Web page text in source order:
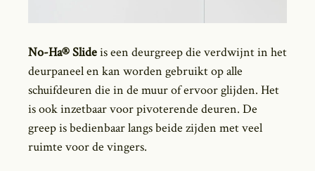
No-Ha® Slideis een deurgreep die verdwijnt in het
deurpaneel en kan worden gebruikt op alle
schuifdeuren die in de muur of ervoor glijden. Het
is ook inzetbaar voor pivoterende deuren. De
greep is bedienbaar langs beide zijden met veel
ruimte voor de vingers.